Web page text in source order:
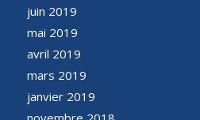
juin 2019
mai 2019
avril 2019
mars 2019
janvier 2019